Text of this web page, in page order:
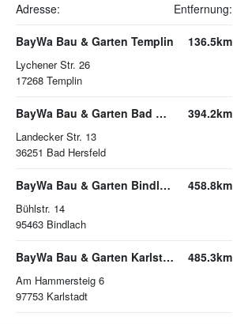
Adresse: Entfernung:
BayWa Bau & Garten Templin
Lychener Str. 26
17268 Templin
136.5km
BayWa Bau & Garten Bad Hersfeld
Landecker Str. 13
36251 Bad Hersfeld
394.2km
BayWa Bau & Garten Bindlach
Bühlstr. 14
95463 Bindlach
458.8km
BayWa Bau & Garten Karlstadt
Am Hammersteig 6
97753 Karlstadt
485.3km